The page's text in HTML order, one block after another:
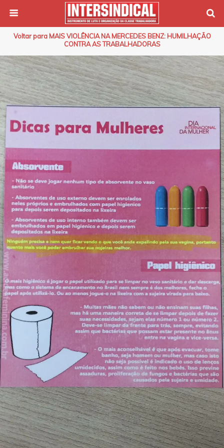
Voltar para MAIS VIOLÊNCIA NA MERCEDES BENZ: HUMILHAÇÃO
CONTRA AS TRABALHADORAS